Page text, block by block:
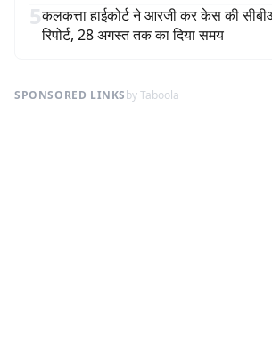
5कलकत्ता हाईकोर्ट ने आरजी कर केस की
रिपोर्ट, 28 अगस्त तक का दिया समय
SPONSORED LINKSby Taboola